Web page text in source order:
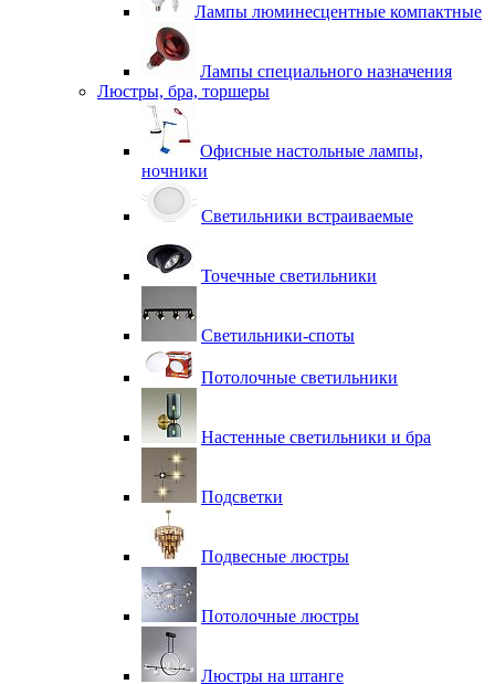
Лампы люминесцентные компактные
Лампы специального назначения
Люстры, бра, торшеры
Офисные настольные лампы,
ночники
Светильники встраиваемые
Точечные светильники
Светильники-споты
Потолочные светильники
Настенные светильники и бра
Подсветки
Подвесные люстры
Потолочные люстры
Люстры на штанге